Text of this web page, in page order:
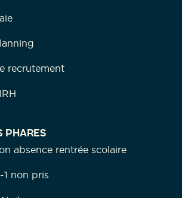
recrutement
PHARES
absence rentrée scolaire
1 non pris